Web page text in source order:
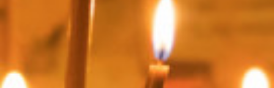
SEARCH